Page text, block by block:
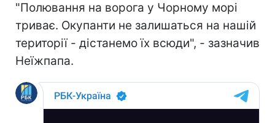
"Полювання на ворога у Чорному морі
триває. Окупанти не залишаться на нашій
території - дістанемо їх всюди", - зазначив
Неїжпапа.